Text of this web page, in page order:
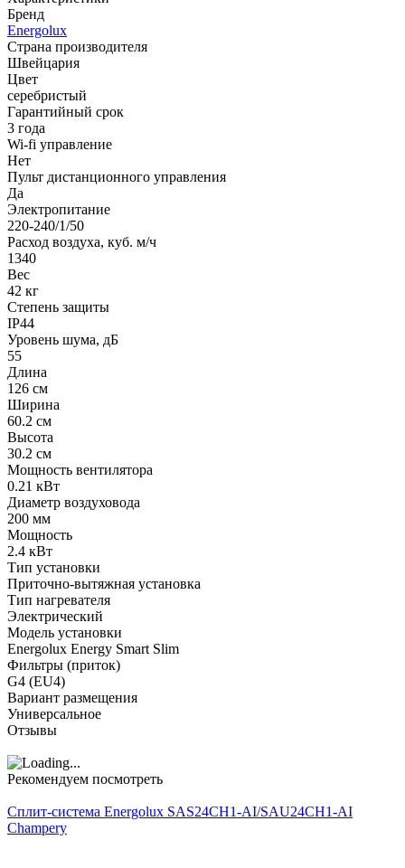
Бренд
Energolux
Страна производителя
Швейцария
Цвет
серебристый
Гарантийный срок
3 года
Wi-fi управление
Нет
Пульт дистанционного управления
Да
Электропитание
220-240/1/50
Расход воздуха, куб. м/ч
1340
Вес
42 кг
Степень защиты
IP44
Уровень шума, дБ
55
Длина
126 см
Ширина
60.2 см
Высота
30.2 см
Мощность вентилятора
0.21 кВт
Диаметр воздуховода
200 мм
Мощность
2.4 кВт
Тип установки
Приточно-вытяжная установка
Тип нагревателя
Электрический
Модель установки
Energolux Energy Smart Slim
Фильтры (приток)
G4 (EU4)
Вариант размещения
Универсальное
Отзывы
Рекомендуем посмотреть
Сплит-система Energolux SAS24CH1-AI/SAU24CH1-AI
Champery